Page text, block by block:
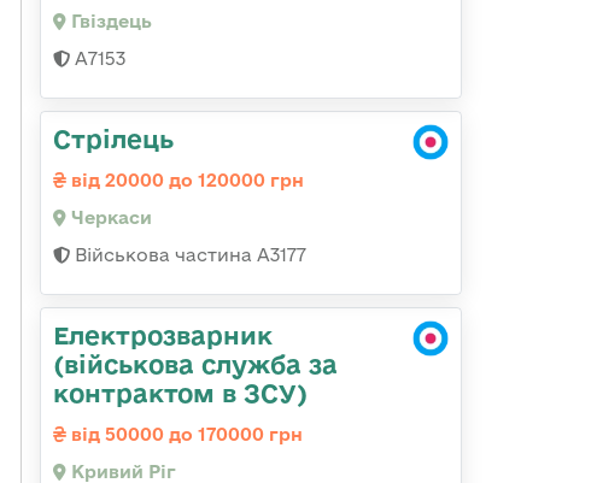
Гвiздець
А7153
Стрілець
від 20000 до 120000 грн
Черкаси
Військова частина А3177
Електрозварник
(військова служба за
контрактом в ЗСУ)
від 50000 до 170000 грн
Кривий Ріг